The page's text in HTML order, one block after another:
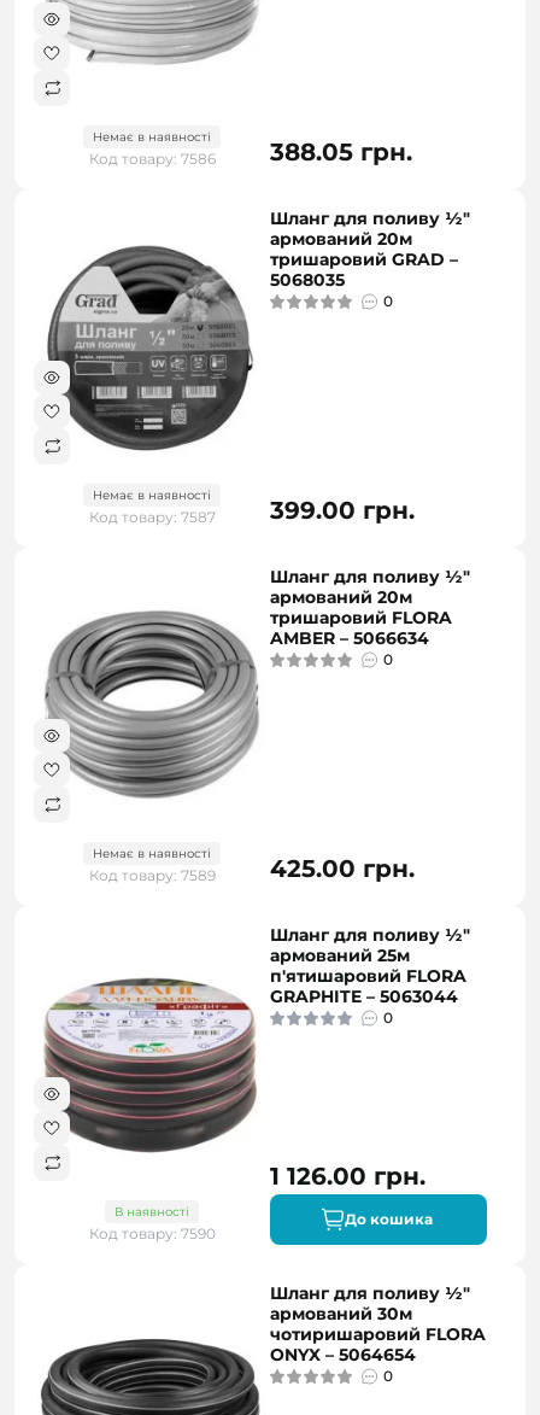
Немає в наявності
Код товару: 7586 388.05 грн.
Немає в наявності
Код товару: 7587
Шланг для поливу ½"
армований 20м
тришаровий GRAD –
5068035
0
399.00 грн.
Немає в наявності
Код товару: 7589
Шланг для поливу ½"
армований 20м
тришаровий FLORA
AMBER – 5066634
0
425.00 грн.
В наявності
Код товару: 7590
Шланг для поливу ½"
армований 25м
п'ятишаровий FLORA
GRAPHITE – 5063044
0
1 126.00 грн.
До кошика
Шланг для поливу ½"
армований 30м
чотиришаровий FLORA
ONYX – 5064654
0